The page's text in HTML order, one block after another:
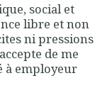
social et
libre et non
ni pressions
de me
à employeur